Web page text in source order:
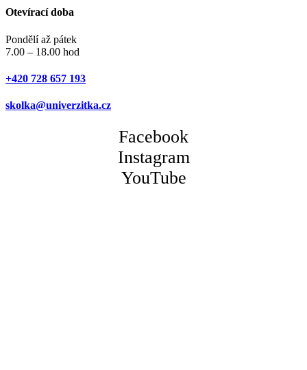
Otevírací doba
Pondělí až pátek
7.00 – 18.00 hod
+420 728 657 193
skolka@univerzitka.cz
Facebook
Instagram
YouTube